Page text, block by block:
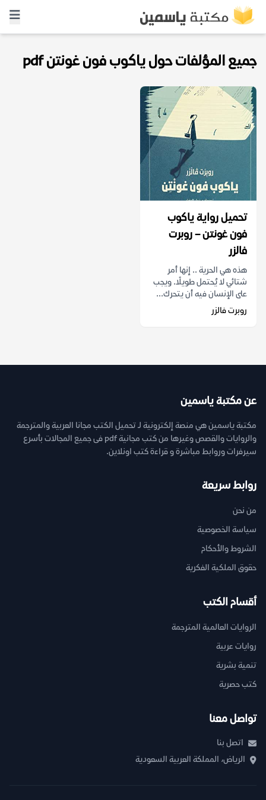
جميع المؤلفات حول ياكوب فون غونتن pdf
تحميل رواية ياكوب
فون غونتن – روبرت
فالزر
هذه هي الحرية .. إنها أمر
شتائي لا يُحتمل طويلًا. ويجب
على الإنسان فيه أن يتحرك...
روبرت فالزر
عن مكتبة ياسمين
مكتبة ياسمين هي منصة إلكترونية لـ تحميل الكتب مجانا العربية والمترجمة
والروايات والقصص وغيرها من كتب مجانية pdf فى جميع المجالات بأسرع
سيرفرات وروابط مباشرة و قراءة كتب اونلاين.
روابط سريعة
من نحن
سياسة الخصوصية
الشروط والأحكام
حقوق الملكية الفكرية
أقسام الكتب
الروايات العالمية المترجمة
روايات عربية
تنمية بشرية
كتب حصرية
تواصل معنا
اتصل بنا
الرياض، المملكة العربية السعودية